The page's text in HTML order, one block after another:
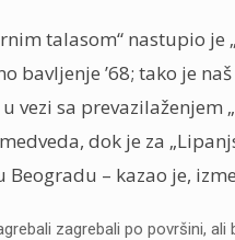
talasom“ nastupio
bavljenje ’68; tako je
sa prevazilaženjem
dok je za
– kazao je,
zagrebali po površini,